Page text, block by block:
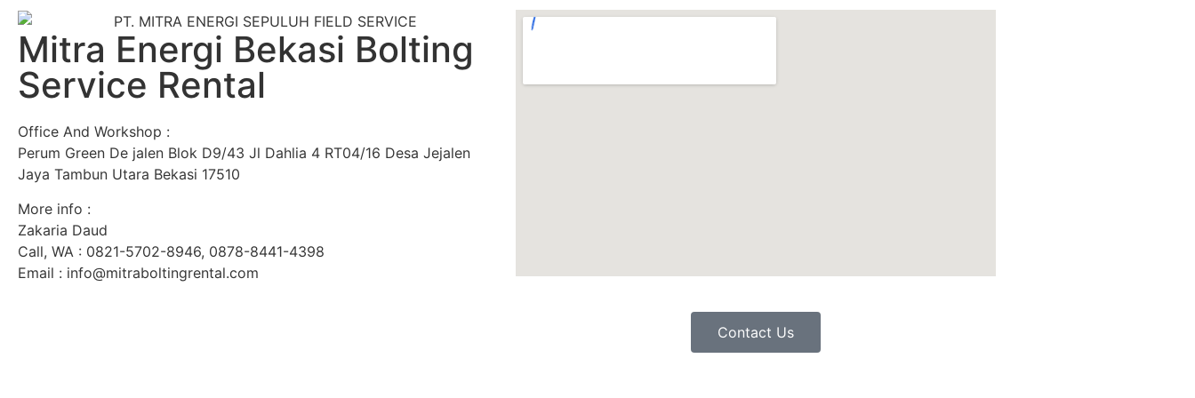
Mitra Energi Bekasi Bolting
Service Rental
Office And Workshop :
Perum Green De jalen Blok D9/43 Jl Dahlia 4 RT04/16 Desa Jejalen
Jaya Tambun Utara Bekasi 17510
More info :
Zakaria Daud
Call, WA : 0821-5702-8946, 0878-8441-4398
Email : info@mitraboltingrental.com
Contact Us